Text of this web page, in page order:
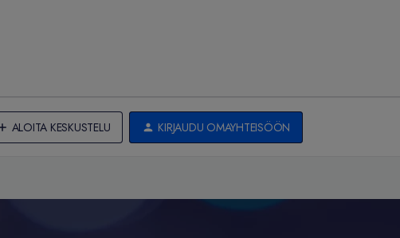
ALOITA KESKUSTELU KIRJAUDU OMAYHTEISÖÖN